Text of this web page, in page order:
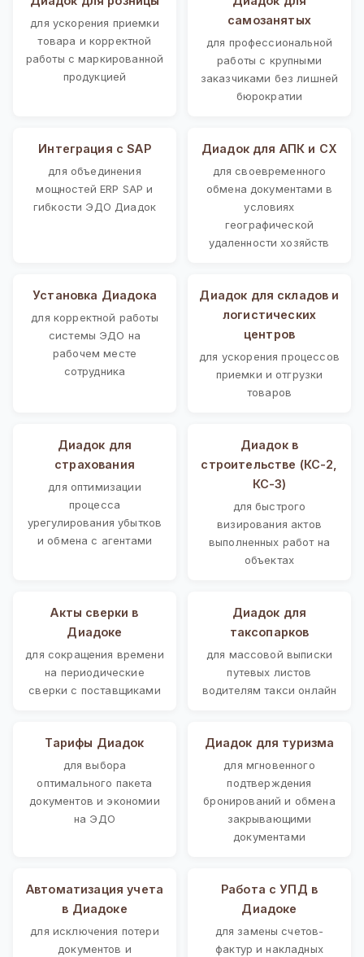
для ускорения приемки
товара и корректной
работы с маркированной
продукцией
самозанятых
для профессиональной
работы с крупными
заказчиками без лишней
бюрократии
Интеграция с SAP
для объединения
мощностей ERP SAP и
гибкости ЭДО Диадок
Диадок для АПК и СХ
для своевременного
обмена документами в
условиях
географической
удаленности хозяйств
Установка Диадока
для корректной работы
системы ЭДО на
рабочем месте
сотрудника
Диадок для складов и
логистических
центров
для ускорения процессов
приемки и отгрузки
товаров
Диадок для
страхования
для оптимизации
процесса
урегулирования убытков
и обмена с агентами
Диадок в
строительстве (КС-2,
КС-3)
для быстрого
визирования актов
выполненных работ на
объектах
Акты сверки в
Диадоке
для сокращения времени
на периодические
сверки с поставщиками
Диадок для
таксопарков
для массовой выписки
путевых листов
водителям такси онлайн
Тарифы Диадок
для выбора
оптимального пакета
документов и экономии
на ЭДО
Диадок для туризма
для мгновенного
подтверждения
бронирований и обмена
закрывающими
документами
Автоматизация учета
в Диадоке
для исключения потери
документов и
Работа с УПД в
Диадоке
для замены счетов-
фактур и накладных